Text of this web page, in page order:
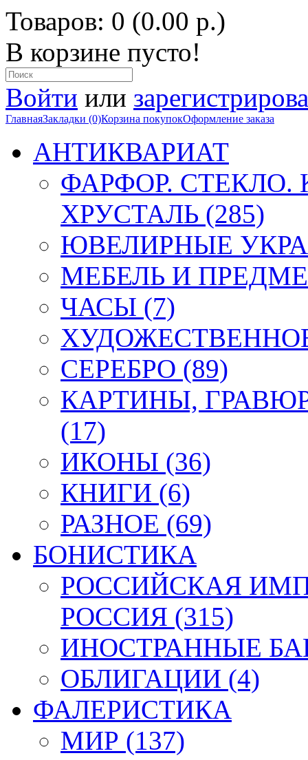
Товаров: 0 (0.00 р.)
В корзине пусто!
Войти или
ГлавнаяЗакладки (0)Корзина покупокОформление заказа
АНТИКВАРИАТ
ФАРФОР.
ХРУСТАЛЬ (285)
ЮВЕЛИРНЫЕ
МЕБЕЛЬ И
ЧАСЫ (7)
СЕРЕБРО (89)
КАРТИНЫ,
(17)
ИКОНЫ (36)
КНИГИ (6)
РАЗНОЕ (69)
БОНИСТИКА
РОССИЙСКАЯ
РОССИЯ (315)
ИНОСТРАННЫЕ
ОБЛИГАЦИИ (4)
ФАЛЕРИСТИКА
МИР (137)